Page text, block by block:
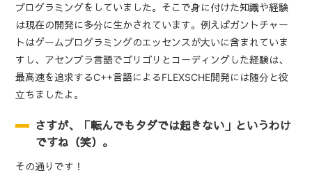
プログラミングをしていました。そこで身に付けた知識や経験
は現在の開発に多分に生かされています。例えばガントチャー
トはゲームプログラミングのエッセンスが大いに含まれていま
すし、アセンブラ言語でゴリゴリとコーディングした経験は、
最高速を追求するC++言語によるFLEXSCHE開発には随分と役
立ちましたよ。
さすが、「転んでもタダでは起きない」というわけ
ですね（笑）。
その通りです！